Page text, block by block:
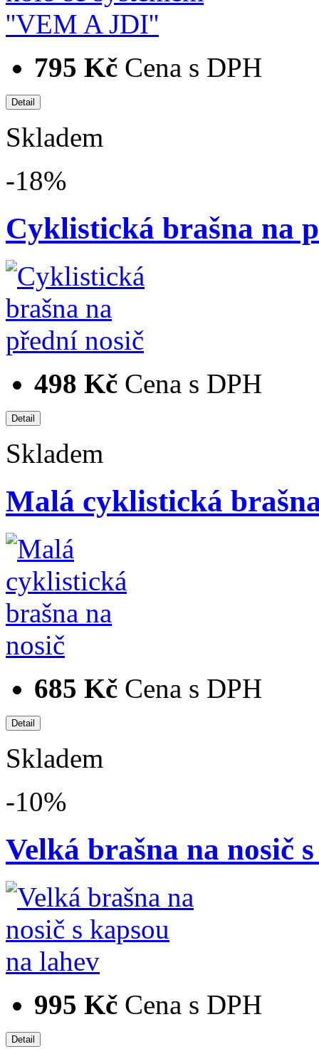
795 Kč Cena s DPH
Skladem
-18%
Cyklistická brašna na
498 Kč Cena s DPH
Skladem
Malá cyklistická
685 Kč Cena s DPH
Skladem
-10%
Velká brašna na nosič
995 Kč Cena s DPH